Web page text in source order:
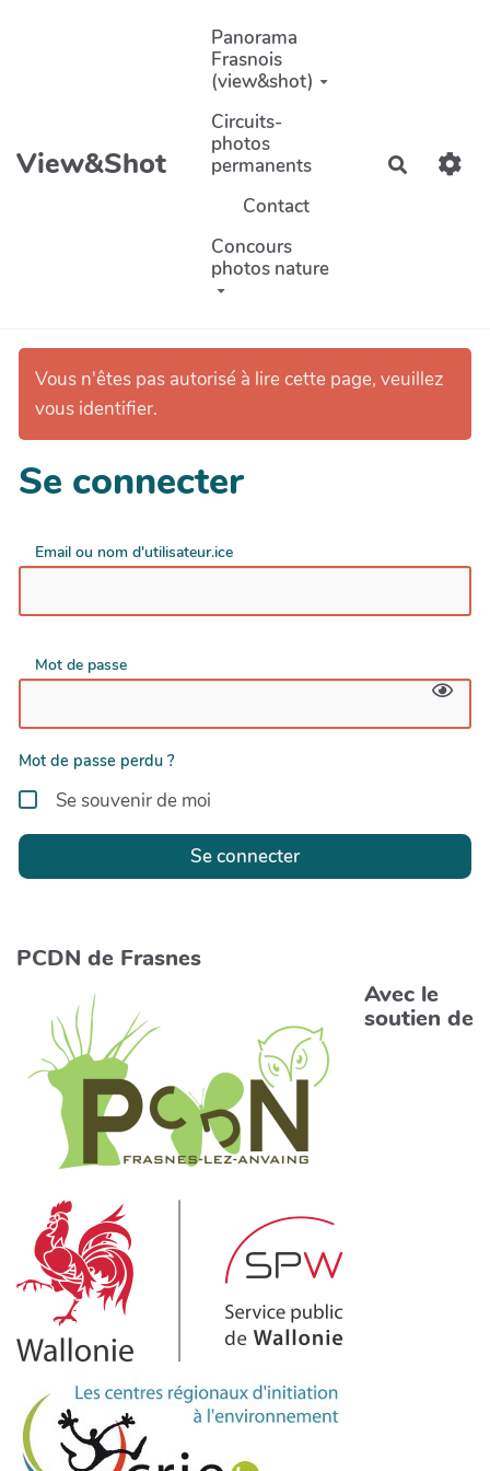
Aller au contenu principal
View&Shot
Panorama
Frasnois
(view&shot)
Circuits-
photos
permanents
Contact
Concours
photos nature
Vous n'êtes pas autorisé à lire cette page, veuillez
vous identifier.
Se connecter
Email ou nom d'utilisateur.ice
Mot de passe
Mot de passe perdu ?
Se souvenir de moi
Se connecter
PCDN de Frasnes
Avec le
soutien de